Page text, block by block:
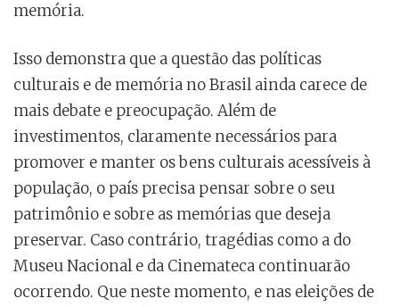
memória.
Isso demonstra que a questão das políticas
culturais e de memória no Brasil ainda carece de
mais debate e preocupação. Além de
investimentos, claramente necessários para
promover e manter os bens culturais acessíveis à
população, o país precisa pensar sobre o seu
patrimônio e sobre as memórias que deseja
preservar. Caso contrário, tragédias como a do
Museu Nacional e da Cinemateca continuarão
ocorrendo. Que neste momento, e nas eleições de